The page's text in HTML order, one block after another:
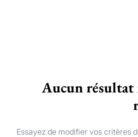
Aucun résultat
Essayez de modifier vos critères